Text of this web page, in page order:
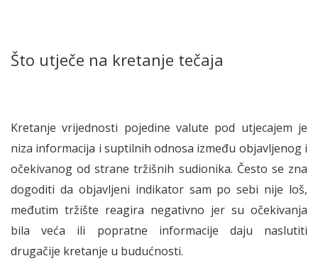
Što utječe na kretanje tečaja
Kretanje vrijednosti pojedine valute pod utjecajem je
niza informacija i suptilnih odnosa između objavljenog i
očekivanog od strane tržišnih sudionika. Često se zna
dogoditi da objavljeni indikator sam po sebi nije loš,
međutim tržište reagira negativno jer su očekivanja
bila veća ili popratne informacije daju naslutiti
drugačije kretanje u budućnosti.